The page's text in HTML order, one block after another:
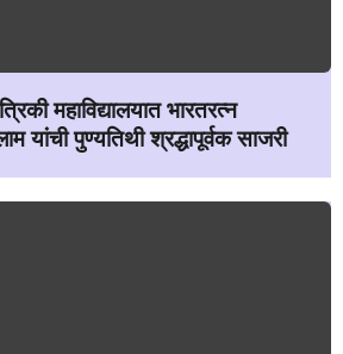
महाविद्यालयात भारतरत्न
यांची पुण्यतिथी श्रद्धापूर्वक साजरी